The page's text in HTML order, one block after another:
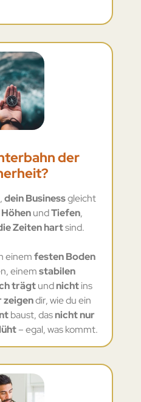
der
dein Businessgleicht
HöhenundTiefen,
Zeiten hartsind.
einemfesten Boden
einemstabilen
trägtundnichtins
zeigendir, wie du ein
baust, dasnicht nur
– egal, was kommt.